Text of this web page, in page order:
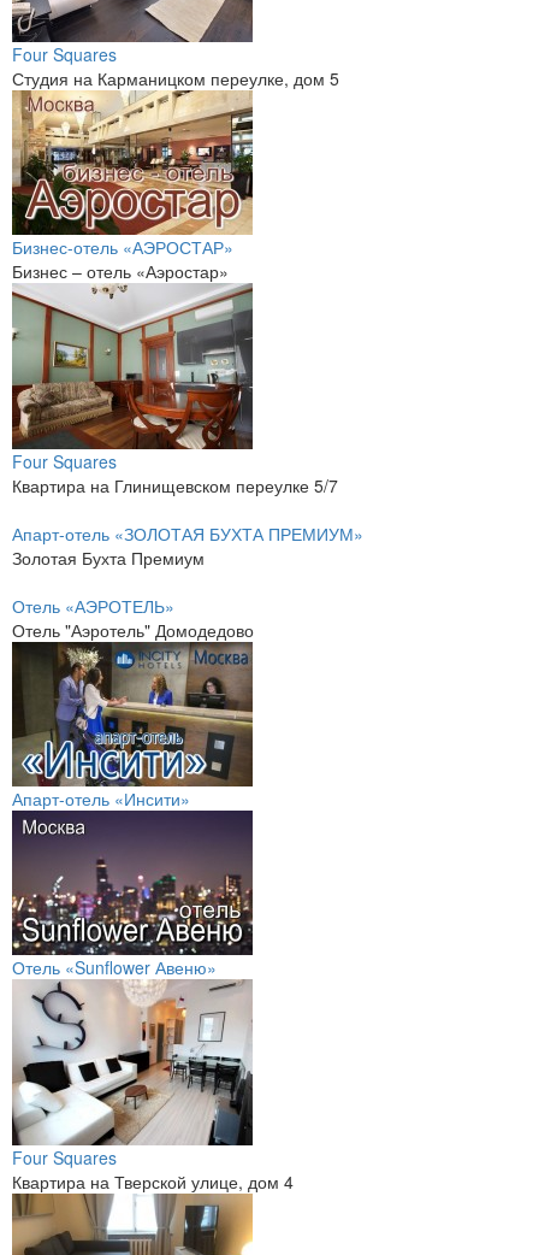
Four Squares
Студия на Карманицком переулке, дом 5
Бизнес-отель «АЭРОСТАР»
Бизнес – отель «Аэростар»
Four Squares
Квартира на Глинищевском переулке 5/7
Апарт-отель «ЗОЛОТАЯ БУХТА ПРЕМИУМ»
Золотая Бухта Премиум
Отель «АЭРОТЕЛЬ»
Отель "Аэротель" Домодедово
Апарт-отель «Инсити»
Отель «Sunflower Авеню»
Four Squares
Квартира на Тверской улице, дом 4